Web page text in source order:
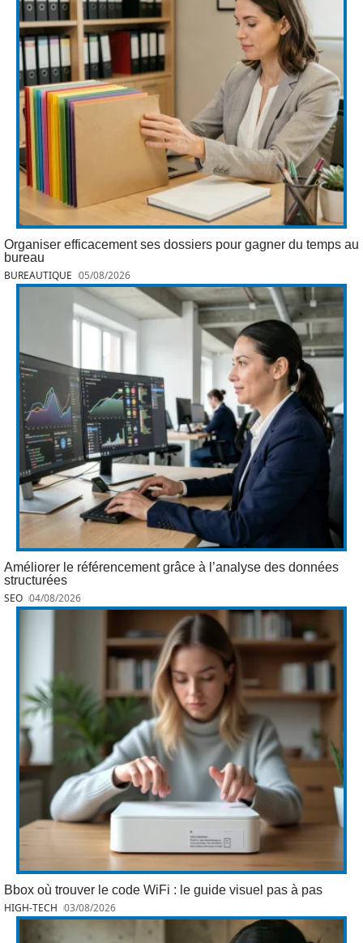
Organiser efficacement ses dossiers pour gagner du temps au
bureau
BUREAUTIQUE 05/08/2026
Améliorer le référencement grâce à l’analyse des données
structurées
SEO 04/08/2026
Bbox où trouver le code WiFi : le guide visuel pas à pas
HIGH-TECH 03/08/2026